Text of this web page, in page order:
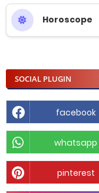
Horoscope
SOCIAL PLUGIN
facebook
whatsapp
pinterest